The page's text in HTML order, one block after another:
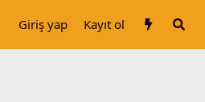
Giriş yap Kayıt ol